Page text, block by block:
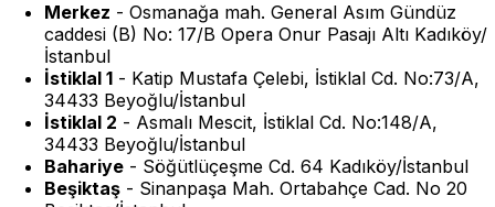
Merkez - Osmanağa mah. General Asım Gündüz
caddesi (B) No: 17/B Opera Onur Pasajı Altı Kadıköy/
İstanbul
İstiklal 1 - Katip Mustafa Çelebi, İstiklal Cd. No:73/A,
34433 Beyoğlu/İstanbul
İstiklal 2 - Asmalı Mescit, İstiklal Cd. No:148/A,
34433 Beyoğlu/İstanbul
Bahariye - Söğütlüçeşme Cd. 64 Kadıköy/İstanbul
Beşiktaş - Sinanpaşa Mah. Ortabahçe Cad. No 20